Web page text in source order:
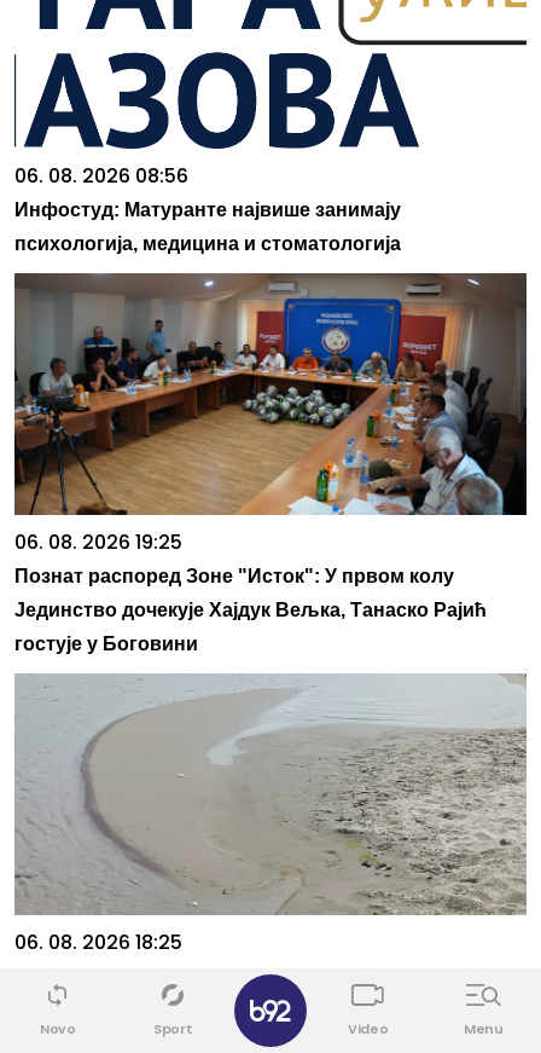
06. 08. 2026 08:56
Инфостуд: Матуранте највише занимају
психологија, медицина и стоматологија
06. 08. 2026 19:25
Познат распоред Зоне "Исток": У првом колу
Јединство дочекује Хајдук Вељка, Танаско Рајић
гостује у Боговини
06. 08. 2026 18:25
Nizak nivo Dunava otkrio most rimskog cara
Konstantina I u Bugarskoj
Novo Sport Video Menu
✕